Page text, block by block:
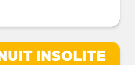
INSOLITE